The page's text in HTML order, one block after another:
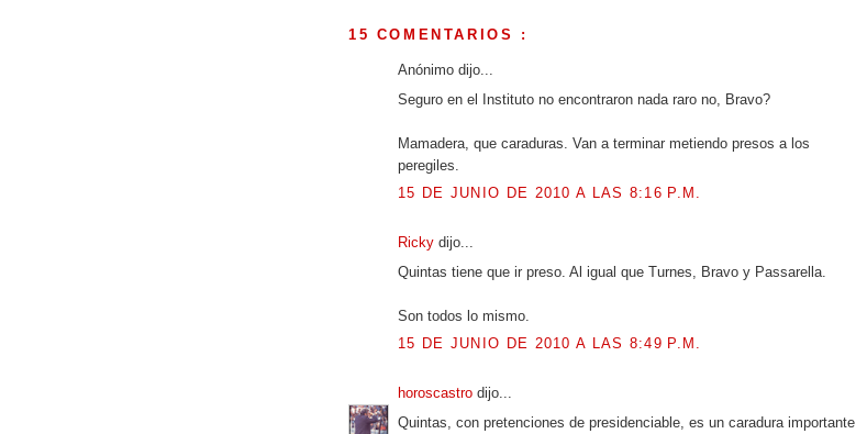
15 COMENTARIOS :
Anónimo dijo...
Seguro en el Instituto no encontraron nada raro no, Bravo?
Mamadera, que caraduras. Van a terminar metiendo presos a los
peregiles.
15 DE JUNIO DE 2010 A LAS 8:16 P.M.
Ricky dijo...
Quintas tiene que ir preso. Al igual que Turnes, Bravo y Passarella.
Son todos lo mismo.
15 DE JUNIO DE 2010 A LAS 8:49 P.M.
horoscastro dijo...
Quintas, con pretenciones de presidenciable, es un caradura importante